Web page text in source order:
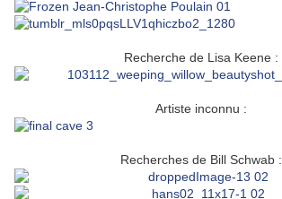
Recherche de Lisa Keene :
Artiste inconnu :
Recherches de Bill Schwab :